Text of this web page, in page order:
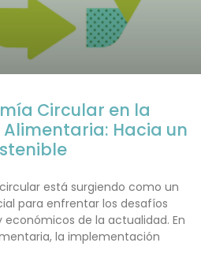
Circular en la
Hacia un
está surgiendo como un
para enfrentar los desafíos
de la actualidad. En
la implementación